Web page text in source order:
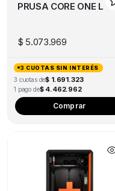
PRUSA CORE ONE L
$ 5.073.969
3 CUOTAS SIN INTERÉS
3 cuotas de$ 1.691.323
1 pago de$ 4.462.962
Comprar